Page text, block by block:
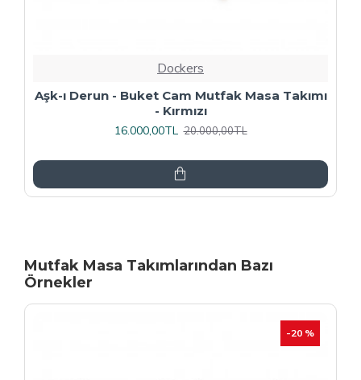
Dockers
Çipa Döküm Ayak - Play Polipropilen Masa
Takımı - 70x120 (Werzalit, Wermodin veya
Allzalit Tabla) - Afyon Mermer-Antrasit
Mutfak Masa Takımlarından Bazı
Örnekler
İNDIRIM